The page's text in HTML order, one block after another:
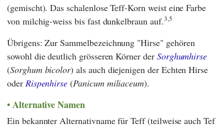
(gemischt). Das schalenlose Teff-Korn weist eine Farbe
von milchig-weiss bis fast dunkelbraun auf.3,5
Übrigens: Zur Sammelbezeichnung "Hirse" gehören
sowohl die deutlich grösseren Körner der Sorghumhirse
(Sorghum bicolor) als auch diejenigen der Echten Hirse
oder Rispenhirse (Panicum miliaceum).
Alternative Namen
Ein bekannter Alternativname für Teff (teilweise auch Tef